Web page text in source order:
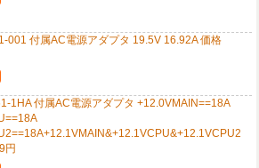
001 付属AC電源アダプタ 19.5V 16.92A 価格
1HA 付属AC電源アダプタ +12.0VMAIN==18A
円